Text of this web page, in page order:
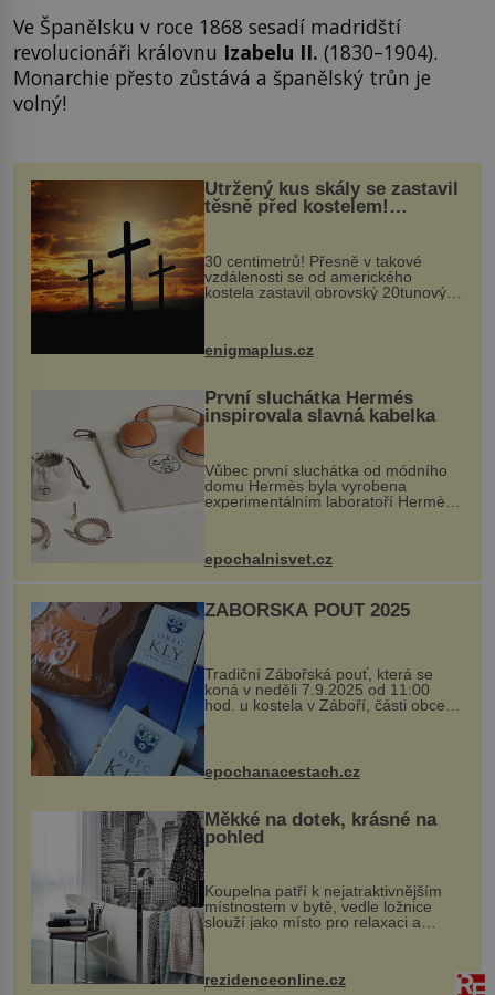
Ve Španělsku v roce 1868 sesadí madridští
revolucionáři královnu Izabelu II. (1830–1904).
Monarchie přesto zůstává a španělský trůn je
volný!
Utržený kus skály se zastavil
těsně před kostelem!
Ochránila ho boží síla?
30 centimetrů! Přesně v takové
vzdálenosti se od amerického
kostela zastavil obrovský 20tunový
...
enigmaplus.cz
První sluchátka Hermés
inspirovala slavná kabelka
Vůbec první sluchátka od módního
domu Hermès byla vyrobena
experimentálním laboratoří Hermès
kovový...
epochalnisvet.cz
ZÁBOŘSKÁ POUŤ 2025
Tradiční Zábořská pouť, která se
koná v neděli 7.9.2025 od 11:00
hod. u kostela v Záboří, části obce
Kly u Mělníka. V programu naleznete
komentovanou prohlídku kostela,
epochanacestach.cz
Měkké na dotek, krásné na
pohled
Koupelna patří k nejatraktivnějším
místnostem v bytě, vedle ložnice
slouží jako místo pro relaxaci a
odpočinek. Koupelnový textil –
ručníky, osušky a koberečky –
proutku...
rezidenceonline.cz